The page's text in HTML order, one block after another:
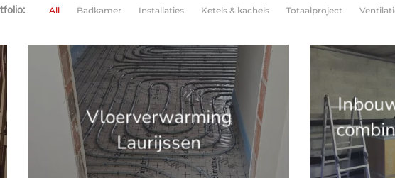
All Badkamer Installaties Ketels & kachels Totaalproject
'.get_the_title().'
Vloerverwarming
Laurijssen
'.get_the_title().'